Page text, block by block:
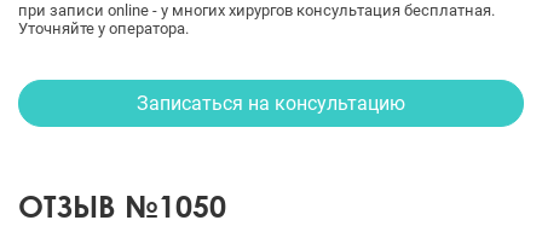
при записи online - у многих хирургов консультация бесплатная.
Уточняйте у оператора.
Записаться на консультацию
ОТЗЫВ №1050